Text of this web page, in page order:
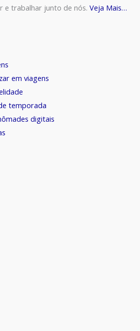
e trabalhar junto de nós. Veja Mais…
em viagens
temporada
digitais